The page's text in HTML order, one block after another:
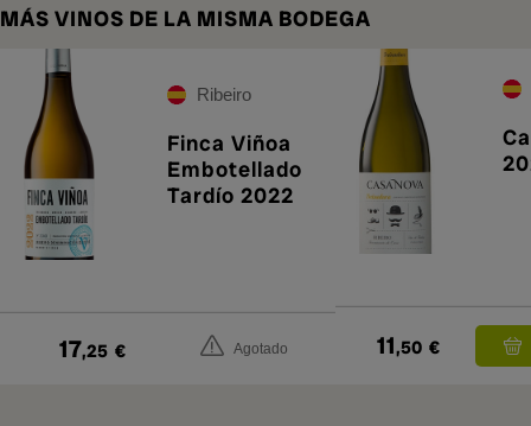
MÁS VINOS DE LA MISMA BODEGA
Ribeiro
Finca Viñoa
Embotellado
Tardío 2022
17,25 € Agotado 11,50 €